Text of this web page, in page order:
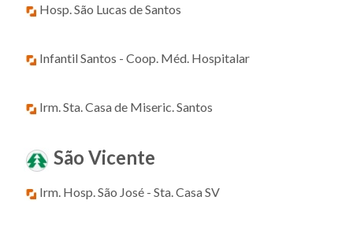
Hosp. São Lucas de Santos
Infantil Santos - Coop. Méd. Hospitalar
Irm. Sta. Casa de Miseric. Santos
São Vicente
Irm. Hosp. São José - Sta. Casa SV